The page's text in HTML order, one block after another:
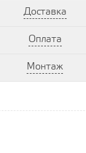
Доставка
Оплата
Монтаж